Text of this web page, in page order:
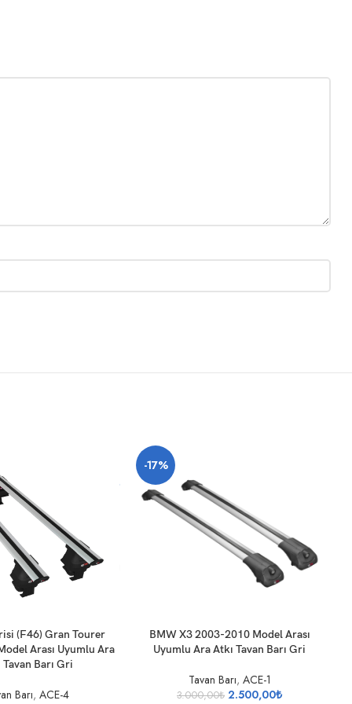
(F46) Gran Tourer
Arası Uyumlu Ara
Tavan Barı Gri
Barı, ACE-4
-17%
SEPETE EKLE
BMW X3 2003-2010 Model Arası
Uyumlu Ara Atkı Tavan Barı Gri
Tavan Barı, ACE-1
3.000,00₺ 2.500,00₺